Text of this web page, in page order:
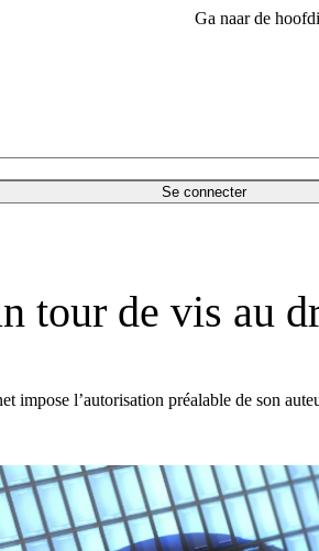
Ga naar de
Se connecter
tour de vis au
impose l’autorisation préalable de son